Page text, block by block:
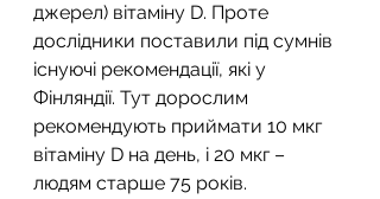
джерел) вітаміну D. Проте
дослідники поставили під сумнів
існуючі рекомендації, які у
Фінляндії. Тут дорослим
рекомендують приймати 10 мкг
вітаміну D на день, і 20 мкг –
людям старше 75 років.